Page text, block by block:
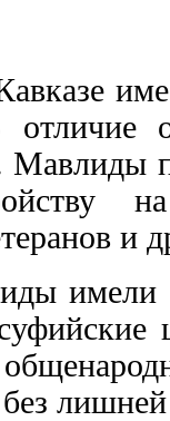
отличие
Мавлиды
и
имели
лишней